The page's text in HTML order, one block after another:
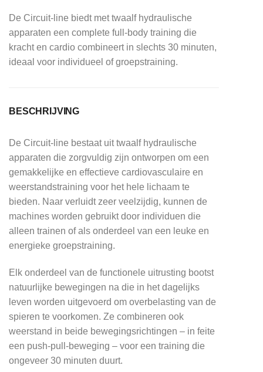
De Circuit-line biedt met twaalf hydraulische
apparaten een complete full-body training die
kracht en cardio combineert in slechts 30 minuten,
ideaal voor individueel of groepstraining.
BESCHRIJVING
De Circuit-line bestaat uit twaalf hydraulische
apparaten die zorgvuldig zijn ontworpen om een
gemakkelijke en effectieve cardiovasculaire en
weerstandstraining voor het hele lichaam te
bieden. Naar verluidt zeer veelzijdig, kunnen de
machines worden gebruikt door individuen die
alleen trainen of als onderdeel van een leuke en
energieke groepstraining.
Elk onderdeel van de functionele uitrusting bootst
natuurlijke bewegingen na die in het dagelijks
leven worden uitgevoerd om overbelasting van de
spieren te voorkomen. Ze combineren ook
weerstand in beide bewegingsrichtingen – in feite
een push-pull-beweging – voor een training die
ongeveer 30 minuten duurt.